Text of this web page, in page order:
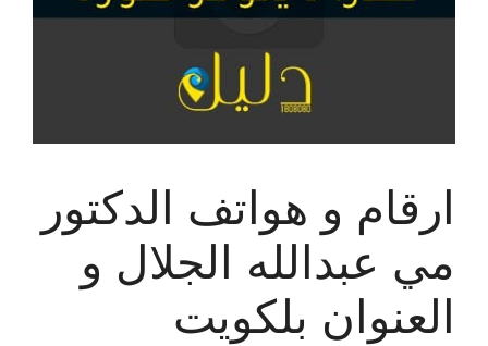
ارقام و هواتف الدكتور
مي عبدالله الجلال و
العنوان بلكويت